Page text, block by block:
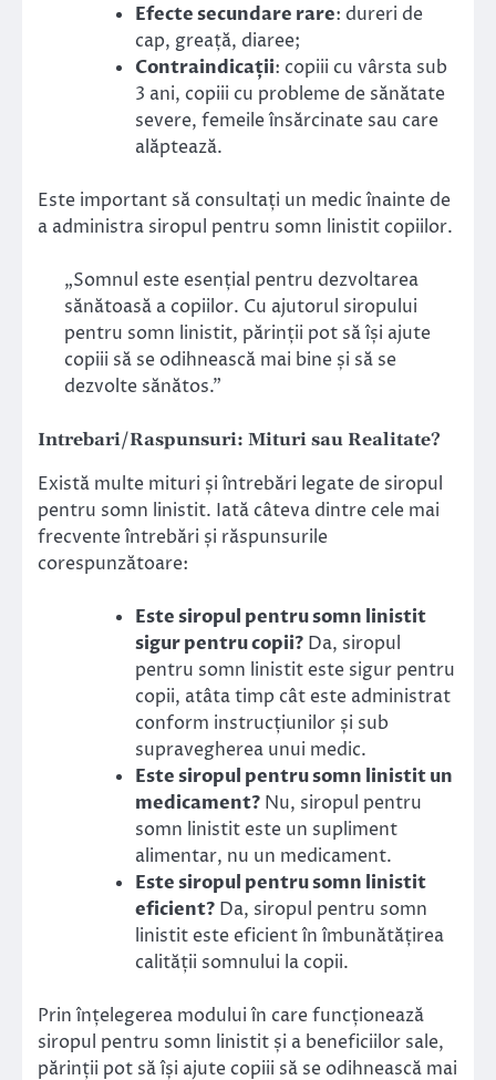
Efecte secundare rare: dureri de
cap, greață, diaree;
Contraindicații: copiii cu vârsta sub
3 ani, copiii cu probleme de sănătate
severe, femeile însărcinate sau care
alăptează.
Este important să consultați un medic înainte de
a administra siropul pentru somn linistit copiilor.
„Somnul este esențial pentru dezvoltarea
sănătoasă a copiilor. Cu ajutorul siropului
pentru somn linistit, părinții pot să își ajute
copiii să se odihnească mai bine și să se
dezvolte sănătos.”
Intrebari/Raspunsuri: Mituri sau Realitate?
Există multe mituri și întrebări legate de siropul
pentru somn linistit. Iată câteva dintre cele mai
frecvente întrebări și răspunsurile
corespunzătoare:
Este siropul pentru somn linistit
sigur pentru copii? Da, siropul
pentru somn linistit este sigur pentru
copii, atâta timp cât este administrat
conform instrucțiunilor și sub
supravegherea unui medic.
Este siropul pentru somn linistit un
medicament? Nu, siropul pentru
somn linistit este un supliment
alimentar, nu un medicament.
Este siropul pentru somn linistit
eficient? Da, siropul pentru somn
linistit este eficient în îmbunătățirea
calității somnului la copii.
Prin înțelegerea modului în care funcționează
siropul pentru somn linistit și a beneficiilor sale,
părinții pot să își ajute copiii să se odihnească mai